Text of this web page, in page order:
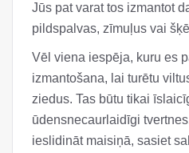
Jūs pat varat tos izmantot
pildspalvas, zīmuļus vai
Vēl viena iespēja, kuru es
izmantošana, lai turētu
ziedus. Tas būtu tikai
ūdensnecaurlaidīgi
ieslidināt maisiņā, sasiet